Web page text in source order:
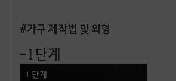
#가구 제작법 및 외형
-1단계